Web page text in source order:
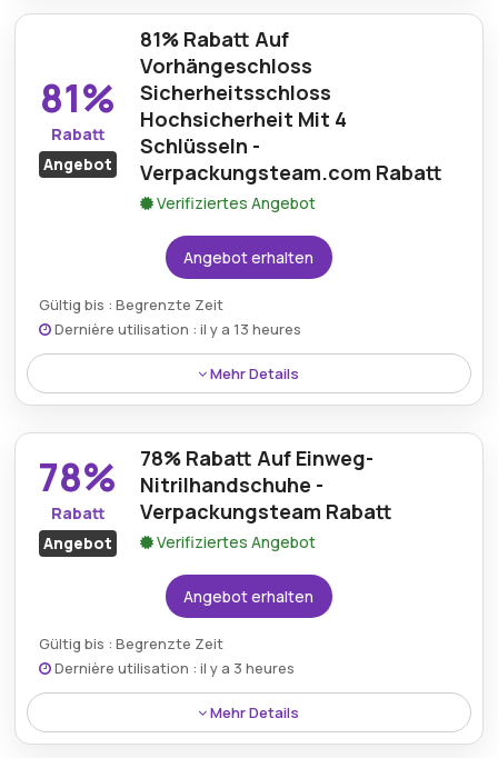
Bestellungen über 69€ angeboten, wenn sie über
Verpackungsteam mit einem aktiven Rabatt getätigt
81%
Rabatt
Angebot
81% Rabatt Auf
Vorhängeschloss
Sicherheitsschloss
Hochsicherheit Mit 4
Schlüsseln -
Verpackungsteam.com Rabatt
Verifiziertes Angebot
Angebot erhalten
Gültig bis : Begrenzte Zeit
Dernière utilisation : il y a 13 heures
Mehr Details
Ein Verpackungsteam.com Rabatt gewährt 81%
Rabatt auf das Vorhängeschloss Sicherheitsschloss
mit vier Schlüsseln und bietet so starken Schutz
sowie hervorragende Einsparungen für alle
Sicherheitsanforderungen.
78%
Rabatt
Angebot
78% Rabatt Auf Einweg-
Nitrilhandschuhe -
Verpackungsteam Rabatt
Verifiziertes Angebot
Angebot erhalten
Gültig bis : Begrenzte Zeit
Dernière utilisation : il y a 3 heures
Mehr Details
Einweg-Nitrilhandschuhe werden jetzt mit einem